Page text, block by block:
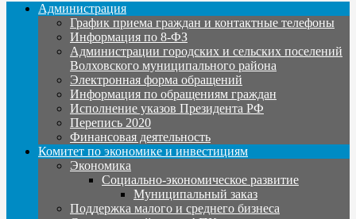
Администрация
График приема граждан и контактные телефоны
Информация по 8-ФЗ
Администрации городских и сельских поселений
Волховского муниципального района
Электронная форма обращений
Информация по обращениям граждан
Исполнение указов Президента РФ
Перепись 2020
Финансовая деятельность
Комитет по экономике и инвестициям
Экономика
Социально-экономическое развитие
Муниципальный заказ
Поддержка малого и среднего бизнеса